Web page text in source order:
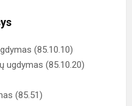
(85.10.10)
ugdymas (85.10.20)
(85.51)